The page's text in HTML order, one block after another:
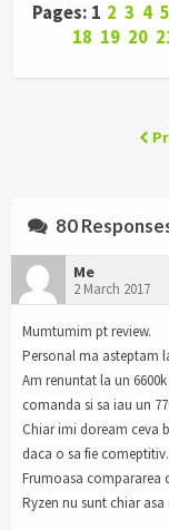
Pages: 1 2 3 4 5
18 19 20
80
Me
2 March 2017
Mumtumim pt review.
Personal ma asteptam
Am renuntat la un
comanda si sa iau un
Chiar imi doream ceva
daca o sa fie comeptitiv.
Frumoasa compararea
Ryzen nu sunt chiar asa